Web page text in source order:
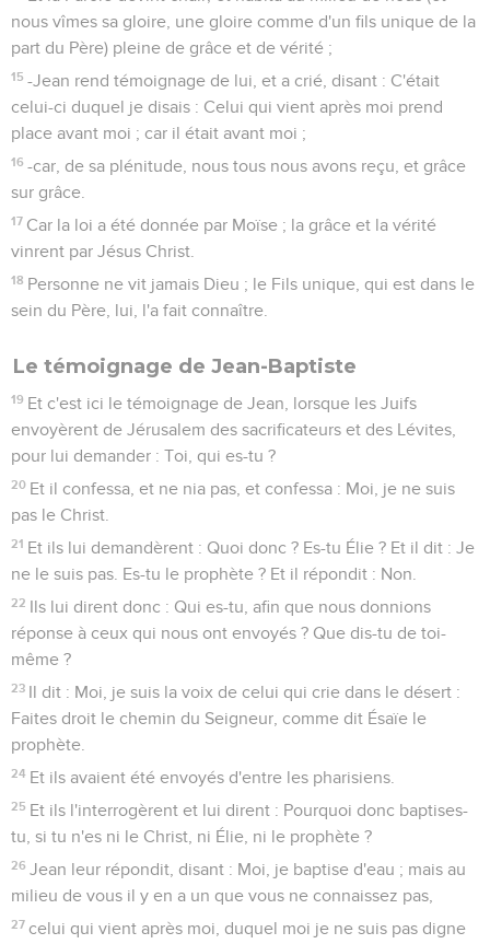
nous vîmes sa gloire, une gloire comme d'un fils unique de la
part du Père) pleine de grâce et de vérité ;
15 -Jean rend témoignage de lui, et a crié, disant : C'était
celui-ci duquel je disais : Celui qui vient après moi prend
place avant moi ; car il était avant moi ;
16 -car, de sa plénitude, nous tous nous avons reçu, et grâce
sur grâce.
17 Car la loi a été donnée par Moïse ; la grâce et la vérité
vinrent par Jésus Christ.
18 Personne ne vit jamais Dieu ; le Fils unique, qui est dans le
sein du Père, lui, l'a fait connaître.
Le témoignage de Jean-Baptiste
19 Et c'est ici le témoignage de Jean, lorsque les Juifs
envoyèrent de Jérusalem des sacrificateurs et des Lévites,
pour lui demander : Toi, qui es-tu ?
20 Et il confessa, et ne nia pas, et confessa : Moi, je ne suis
pas le Christ.
21 Et ils lui demandèrent : Quoi donc ? Es-tu Élie ? Et il dit : Je
ne le suis pas. Es-tu le prophète ? Et il répondit : Non.
22 Ils lui dirent donc : Qui es-tu, afin que nous donnions
réponse à ceux qui nous ont envoyés ? Que dis-tu de toi-
même ?
23 Il dit : Moi, je suis la voix de celui qui crie dans le désert :
Faites droit le chemin du Seigneur, comme dit Ésaïe le
prophète.
24 Et ils avaient été envoyés d'entre les pharisiens.
25 Et ils l'interrogèrent et lui dirent : Pourquoi donc baptises-
tu, si tu n'es ni le Christ, ni Élie, ni le prophète ?
26 Jean leur répondit, disant : Moi, je baptise d'eau ; mais au
milieu de vous il y en a un que vous ne connaissez pas,
27 celui qui vient après moi, duquel moi je ne suis pas digne